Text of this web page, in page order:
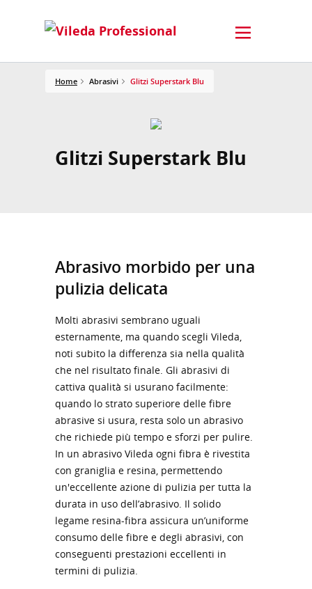
Home Abrasivi Glitzi Superstark Blu
Glitzi Superstark Blu
Abrasivo morbido per una
pulizia delicata
Molti abrasivi sembrano uguali
esternamente, ma quando scegli Vileda,
noti subito la differenza sia nella qualità
che nel risultato finale. Gli abrasivi di
cattiva qualità si usurano facilmente:
quando lo strato superiore delle fibre
abrasive si usura, resta solo un abrasivo
che richiede più tempo e sforzi per pulire.
In un abrasivo Vileda ogni fibra è rivestita
con graniglia e resina, permettendo
un'eccellente azione di pulizia per tutta la
durata in uso dell’abrasivo. Il solido
legame resina-fibra assicura un’uniforme
consumo delle fibre e degli abrasivi, con
conseguenti prestazioni eccellenti in
termini di pulizia.